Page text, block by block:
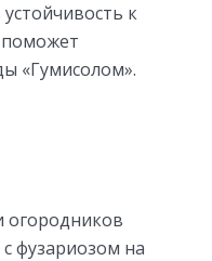
к
«Гумисолом».
огородников
фузариозом на